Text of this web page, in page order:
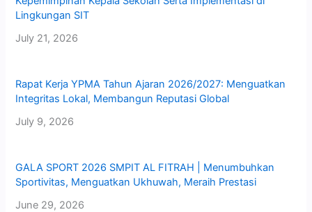
Lingkungan SIT
July 21, 2026
Rapat Kerja YPMA Tahun Ajaran 2026/2027: Menguatkan
Integritas Lokal, Membangun Reputasi Global
July 9, 2026
GALA SPORT 2026 SMPIT AL FITRAH | Menumbuhkan
Sportivitas, Menguatkan Ukhuwah, Meraih Prestasi
June 29, 2026